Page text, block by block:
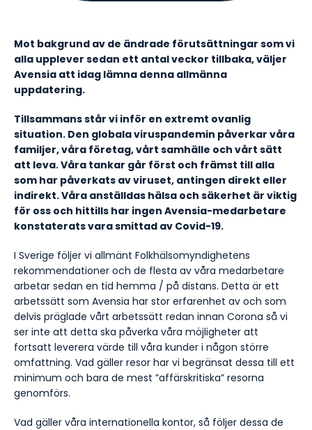
Mot bakgrund av de ändrade förutsättningar som vi
alla upplever sedan ett antal veckor tillbaka, väljer
Avensia att idag lämna denna allmänna
uppdatering.
Tillsammans står vi inför en extremt ovanlig
situation. Den globala viruspandemin påverkar våra
familjer, våra företag, vårt samhälle och vårt sätt
att leva. Våra tankar går först och främst till alla
som har påverkats av viruset, antingen direkt eller
indirekt. Våra anställdas hälsa och säkerhet är viktig
för oss och hittills har ingen Avensia-medarbetare
konstaterats vara smittad av Covid-19.
I Sverige följer vi allmänt Folkhälsomyndighetens
rekommendationer och de flesta av våra medarbetare
arbetar sedan en tid hemma / på distans. Detta är ett
arbetssätt som Avensia har stor erfarenhet av och som
delvis präglade vårt arbetssätt redan innan Corona så vi
ser inte att detta ska påverka våra möjligheter att
fortsatt leverera värde till våra kunder i någon större
omfattning. Vad gäller resor har vi begränsat dessa till ett
minimum och bara de mest ”affärskritiska” resorna
genomförs.
Vad gäller våra internationella kontor, så följer dessa de